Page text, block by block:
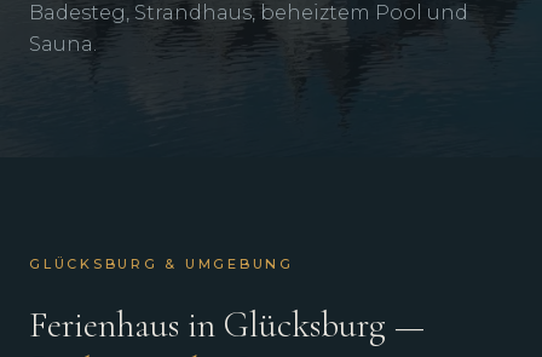
Badesteg, Strandhaus, beheiztem Pool und
Sauna.
GLÜCKSBURG & UMGEBUNG
Ferienhaus in Glücksburg —